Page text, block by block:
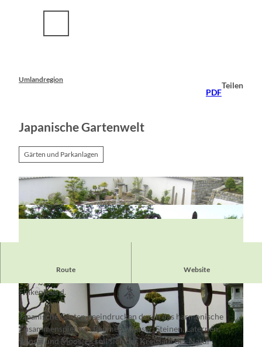
Umlandregion
PDF
Teilen
Japanische Gartenwelt
Gärten und Parkanlagen
Route Website
Um eine japanische Gartenwelt zu betrachten, muss man nicht
Finkenheerd.
Japanische Gärten beeindrucken durch das harmonische
Zusammenspiel von Bäumen, Wasser, Steinen, Laternen,
Bonsai und Moos. Es soll sich der Kreislauf der Natur